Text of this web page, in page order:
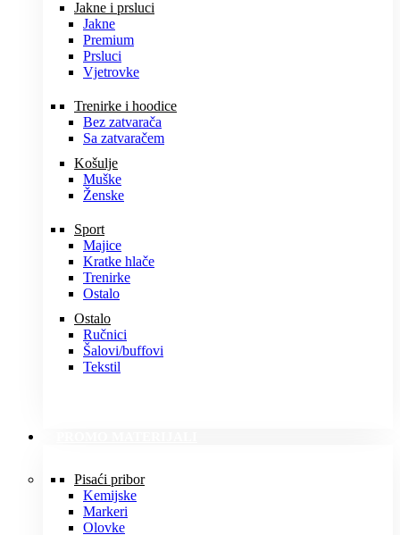
Jakne i prsluci
Jakne
Premium
Prsluci
Vjetrovke
Trenirke i hoodice
Bez zatvarača
Sa zatvaračem
Košulje
Muške
Ženske
Sport
Majice
Kratke hlače
Trenirke
Ostalo
Ostalo
Ručnici
Šalovi/buffovi
Tekstil
Pisaći pribor
Kemijske
Markeri
Olovke